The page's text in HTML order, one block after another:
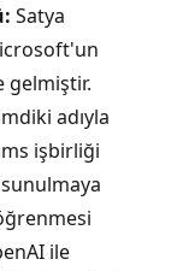
Satya
gelmiştir.
adıyla
işbirliği
ile